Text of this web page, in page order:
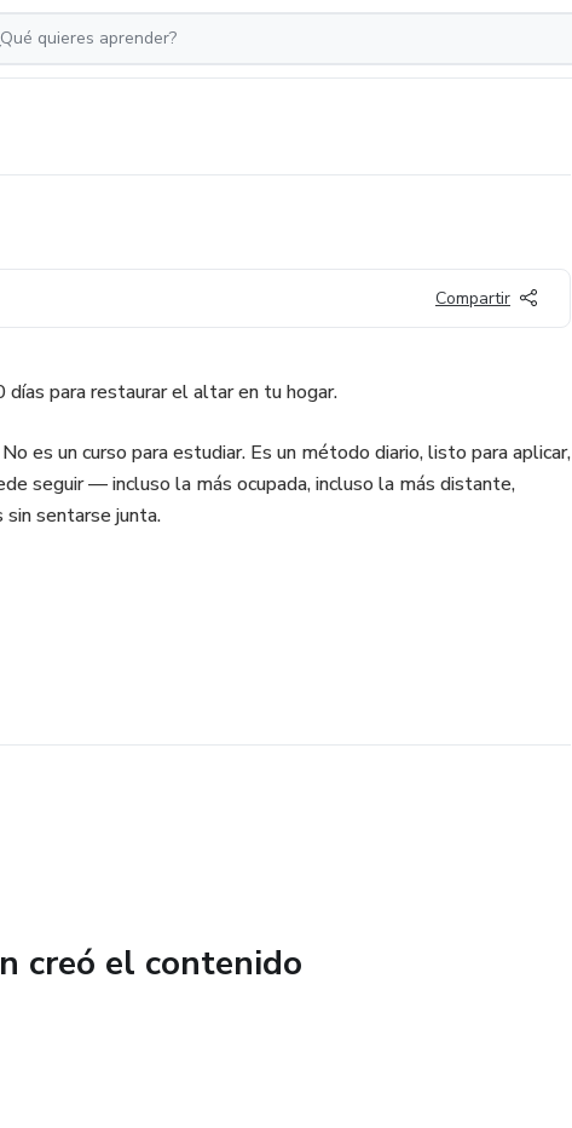
Compartir
para restaurar el altar en tu hogar.
es un curso para estudiar. Es un método diario, listo para aplicar,
seguir — incluso la más ocupada, incluso la más distante,
sentarse junta.
creó el contenido